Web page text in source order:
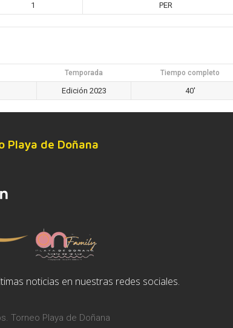
1 PER
Temporada Tiempo completo
Edición 2023 40'
Playa de Doñana
noticias en nuestras redes sociales.
Torneo Playa de Doñana